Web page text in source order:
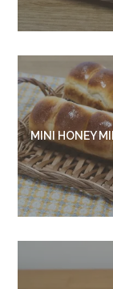
MINI HONEY